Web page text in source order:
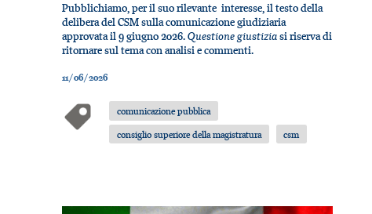
Pubblichiamo, per il suo rilevante interesse, il testo della
delibera del CSM sulla comunicazione giudiziaria
approvata il 9 giugno 2026.Questione giustiziasi riserva di
ritornare sul tema con analisi e commenti.
11/06/2026
comunicazione pubblica
consiglio superiore della magistratura
csm